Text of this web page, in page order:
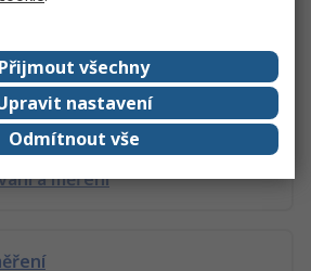
rychlosti
a měření
Přijmout všechny
nastavení
Odmítnout vše